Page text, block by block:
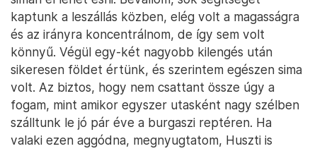
kaptunk a leszállás közben, elég volt a magasságra
és az irányra koncentrálnom, de így sem volt
könnyű. Végül egy-két nagyobb kilengés után
sikeresen földet értünk, és szerintem egészen sima
volt. Az biztos, hogy nem csattant össze úgy a
fogam, mint amikor egyszer utasként nagy szélben
szálltunk le jó pár éve a burgaszi reptéren. Ha
valaki ezen aggódna, megnyugtatom, Huszti is